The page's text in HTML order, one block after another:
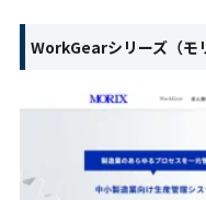
WorkGearシリーズ（モ